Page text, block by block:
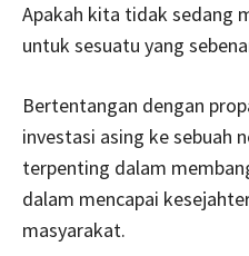
Apakah kita tidak sedang
untuk sesuatu yang
Bertentangan dengan
investasi asing ke sebuah
terpenting dalam
dalam mencapai
masyarakat.